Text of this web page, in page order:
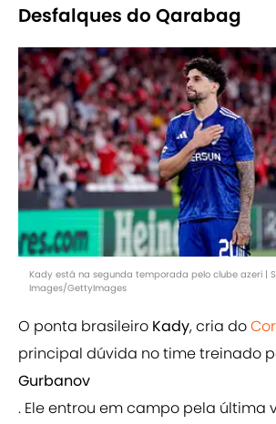
Desfalques do Qarabag
Kady está na segunda temporada pelo clube azeri |
Images/GettyImages
O ponta brasileiro Kady, cria do
principal dúvida no time treinado
Gurbanov
. Ele entrou em campo pela última